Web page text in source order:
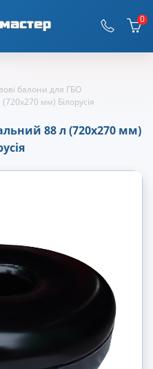
0
балони для ГБО
мм) Білорусія
88 л (720х270 мм)